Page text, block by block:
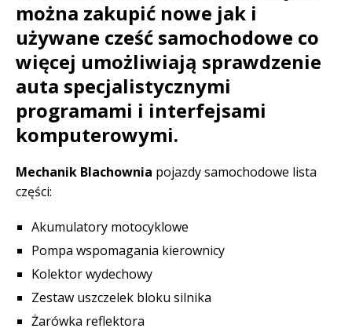
można zakupić nowe jak i
używane cześć samochodowe co
więcej umożliwiają sprawdzenie
auta specjalistycznymi
programami i interfejsami
komputerowymi.
Mechanik Blachownia pojazdy samochodowe lista
części:
Akumulatory motocyklowe
Pompa wspomagania kierownicy
Kolektor wydechowy
Zestaw uszczelek bloku silnika
Żarówka reflektora